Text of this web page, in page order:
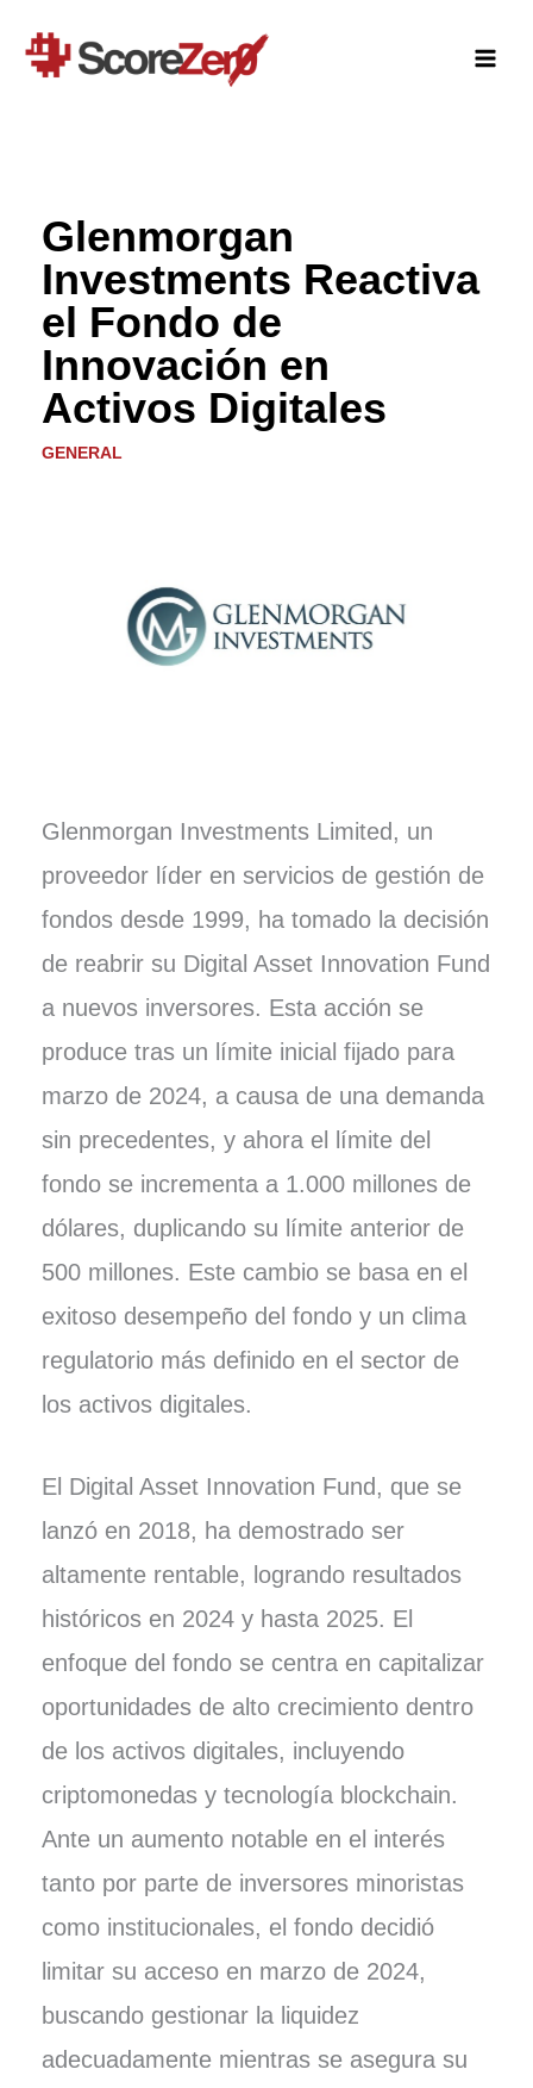
contenido
Glenmorgan
Investments Reactiva
el Fondo de
Innovación en
Activos Digitales
GENERAL
Glenmorgan Investments Limited, un
proveedor líder en servicios de gestión de
fondos desde 1999, ha tomado la decisión
de reabrir su Digital Asset Innovation Fund
a nuevos inversores. Esta acción se
produce tras un límite inicial fijado para
marzo de 2024, a causa de una demanda
sin precedentes, y ahora el límite del
fondo se incrementa a 1.000 millones de
dólares, duplicando su límite anterior de
500 millones. Este cambio se basa en el
exitoso desempeño del fondo y un clima
regulatorio más definido en el sector de
los activos digitales.
El Digital Asset Innovation Fund, que se
lanzó en 2018, ha demostrado ser
altamente rentable, logrando resultados
históricos en 2024 y hasta 2025. El
enfoque del fondo se centra en capitalizar
oportunidades de alto crecimiento dentro
de los activos digitales, incluyendo
criptomonedas y tecnología blockchain.
Ante un aumento notable en el interés
tanto por parte de inversores minoristas
como institucionales, el fondo decidió
limitar su acceso en marzo de 2024,
buscando gestionar la liquidez
adecuadamente mientras se asegura su